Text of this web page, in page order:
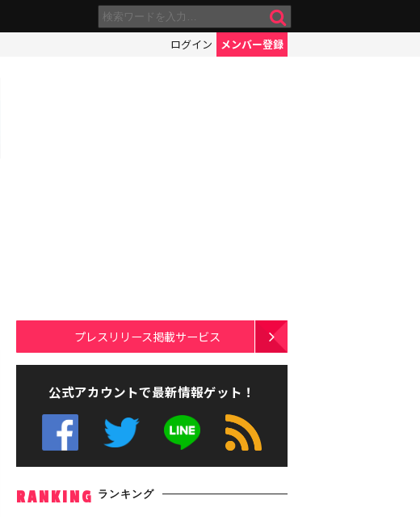
ログイン メンバー登録
プレスリリース掲載サービス
公式アカウントで最新情報ゲット！
RANKING ランキング